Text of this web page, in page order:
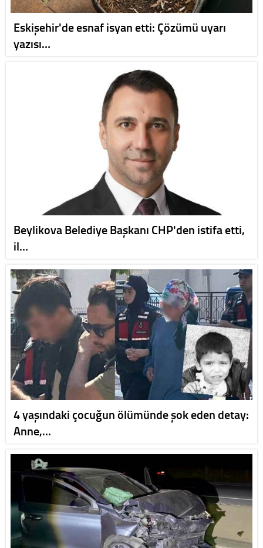
Eskişehir'de esnaf isyan etti: Çözümü uyarı
yazısı…
Beylikova Belediye Başkanı CHP'den istifa etti,
il…
4 yaşındaki çocuğun ölümünde şok eden detay:
Anne,…